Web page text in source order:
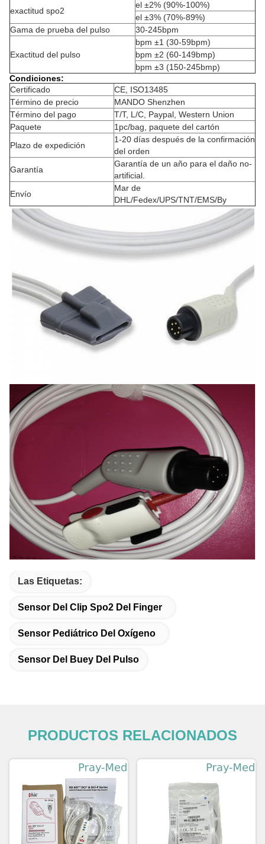
exactitud spo2
el ±2% (90%-100%)
el ±3% (70%-89%)
Gama de prueba del pulso
30-245bpm
Exactitud del pulso
bpm ±1 (30-59bpm)
bpm ±2 (60-149bmp)
bpm ±3 (150-245bmp)
Condiciones:
Certificado
CE, ISO13485
Término de precio
MANDO Shenzhen
Término del pago
T/T, L/C, Paypal, Western Union
Paquete
1pc/bag, paquete del cartón
Plazo de expedición
1-20 días después de la confirmación
del orden
Garantía
Garantía de un año para el daño no-
artificial.
Envío
Mar de
DHL/Fedex/UPS/TNT/EMS/By
Las Etiquetas:
Sensor Del Clip Spo2 Del Finger
Sensor Pediátrico Del Oxígeno
Sensor Del Buey Del Pulso
PRODUCTOS RELACIONADOS